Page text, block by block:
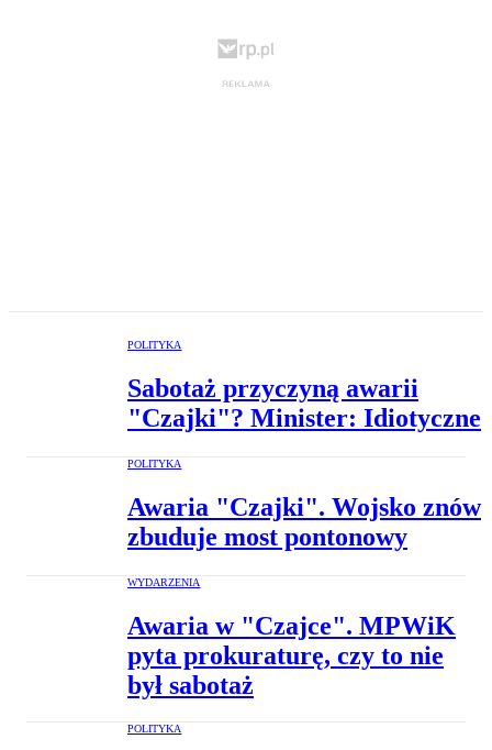
POLITYKA
Sabotaż przyczyną awarii
"Czajki"? Minister: Idiotyczne
POLITYKA
Awaria "Czajki". Wojsko znów
zbuduje most pontonowy
WYDARZENIA
Awaria w "Czajce". MPWiK
pyta prokuraturę, czy to nie
był sabotaż
POLITYKA